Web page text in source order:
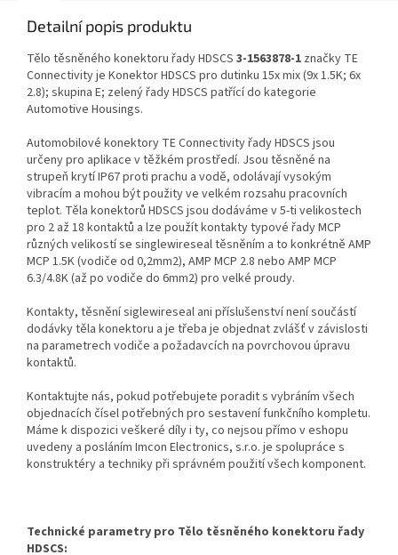
Detailní popis produktu
Tělo těsněného konektoru řady HDSCS 3-1563878-1 značky TE
Connectivity je Konektor HDSCS pro dutinku 15x mix (9x 1.5K; 6x
2.8); skupina E; zelený řady HDSCS patřící do kategorie
Automotive Housings.
Automobilové konektory TE Connectivity řady HDSCS jsou
určeny pro aplikace v těžkém prostředí. Jsou těsněné na
strupeň krytí IP67 proti prachu a vodě, odolávají vysokým
vibracím a mohou být použity ve velkém rozsahu pracovních
teplot. Těla konektorů HDSCS jsou dodáváme v 5-ti velikostech
pro 2 až 18 kontaktů a lze použít kontakty typové řady MCP
různých velikostí se singlewireseal těsněním a to konkrétně AMP
MCP 1.5K (vodiče od 0,2mm2), AMP MCP 2.8 nebo AMP MCP
6.3/4.8K (až po vodiče do 6mm2) pro velké proudy.
Kontakty, těsnění siglewireseal ani příslušenství není součástí
dodávky těla konektoru a je třeba je objednat zvlášť v závislosti
na parametrech vodiče a požadavcích na povrchovou úpravu
kontaktů.
Kontaktujte nás, pokud potřebujete poradit s vybráním všech
objednacích čísel potřebných pro sestavení funkčního kompletu.
Máme k dispozici veškeré díly i ty, co nejsou přímo v eshopu
uvedeny a posláním Imcon Electronics, s.r.o. je spolupráce s
konstruktéry a techniky při správném použití všech komponent.
Technické parametry pro Tělo těsněného konektoru řady
HDSCS: